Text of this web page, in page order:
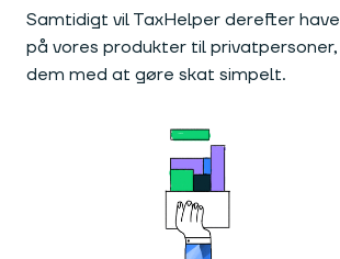
Samtidigt vil TaxHelper derefter
på vores produkter til
dem med at gøre skat simpelt.